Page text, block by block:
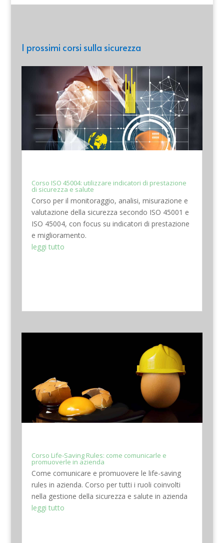
I prossimi corsi sulla sicurezza
Corso ISO 45004: utilizzare indicatori di prestazione
di sicurezza e salute
Corso per il monitoraggio, analisi, misurazione e
valutazione della sicurezza secondo ISO 45001 e
ISO 45004, con focus su indicatori di prestazione
e miglioramento.
leggi tutto
Corso Life-Saving Rules: come comunicarle e
promuoverle in azienda
Come comunicare e promuovere le life-saving
rules in azienda. Corso per tutti i ruoli coinvolti
nella gestione della sicurezza e salute in azienda
leggi tutto